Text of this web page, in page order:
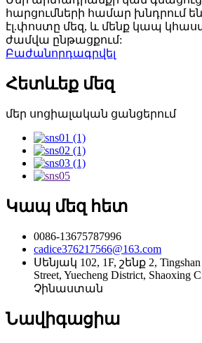
հարցումների համար խնդրում
էլ.փոստը մեզ, և մենք կապ
ժամվա ընթացքում:
Բաժանորդագրվել
Հետևեք մեզ
մեր սոցիալական ցանցերում
Կապ մեզ հետ
0086-13675787996
cadice376217566@163.com
Սենյակ 102, 1F, շենք 2, Tingshan
Street, Yuecheng District, Shaoxing
Չինաստան
Նավիգացիա